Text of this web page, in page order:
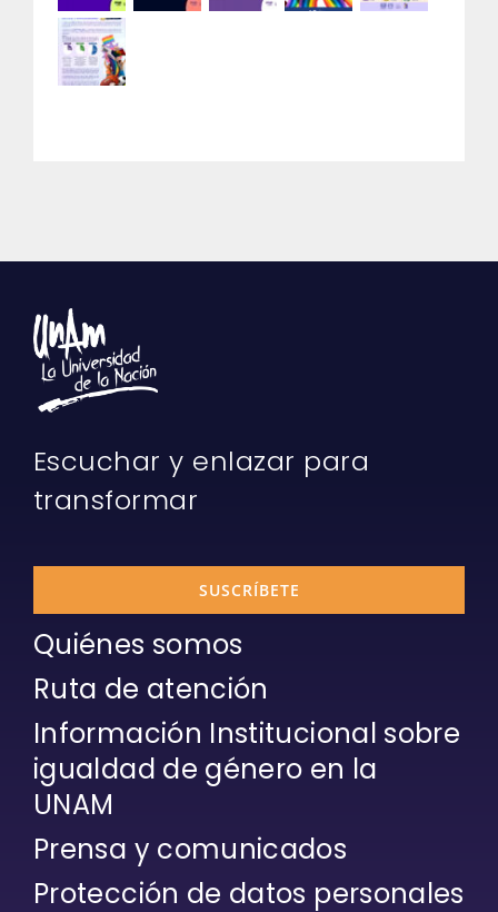
Escuchar y enlazar para
transformar
SUSCRÍBETE
Quiénes somos
Ruta de atención
Información Institucional sobre
igualdad de género en la
UNAM
Prensa y comunicados
Protección de datos personales